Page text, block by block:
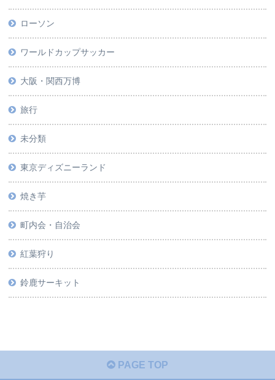
ローソン
ワールドカップサッカー
大阪・関西万博
旅行
未分類
東京ディズニーランド
焼き芋
町内会・自治会
紅葉狩り
鈴鹿サーキット
PAGE TOP